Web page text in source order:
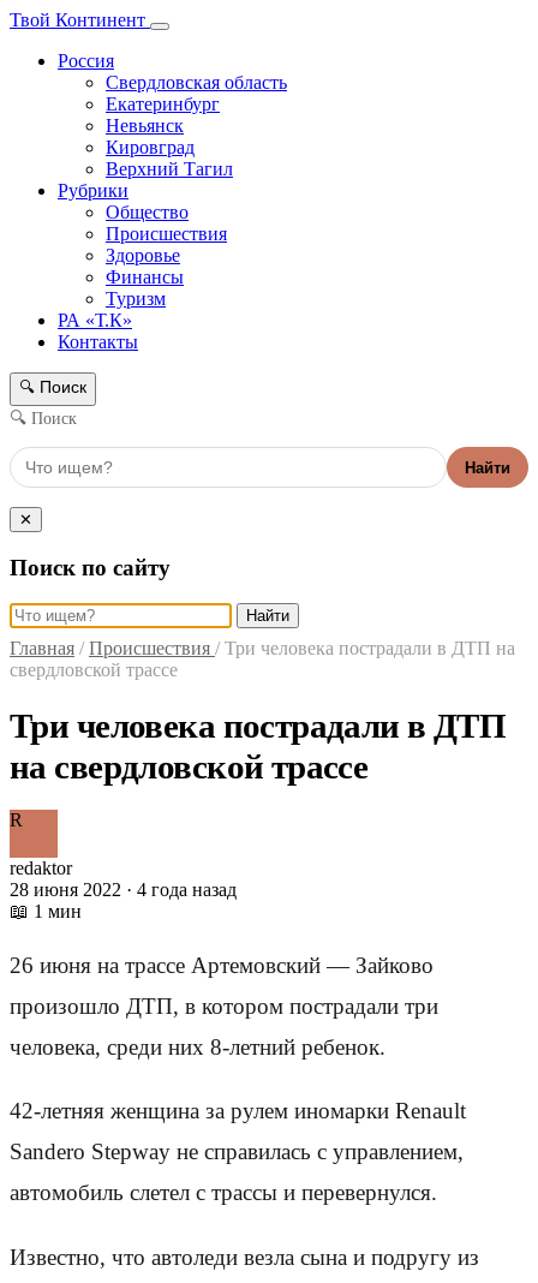
Твой Континент
Россия
Свердловская область
Екатеринбург
Невьянск
Кировград
Верхний Тагил
Рубрики
Общество
Происшествия
Здоровье
Финансы
Туризм
РА «Т.К»
Контакты
🔍 Поиск
🔍 Поиск
Найти
✕
Поиск по сайту
Найти
Главная / Происшествия / Три человека пострадали в ДТП на
свердловской трассе
Три человека пострадали в ДТП
на свердловской трассе
R
redaktor
28 июня 2022 · 4 года назад
📖 1 мин
26 июня на трассе Артемовский — Зайково
произошло ДТП, в котором пострадали три
человека, среди них 8-летний ребенок.
42-летняя женщина за рулем иномарки Renault
Sandero Stepway не справилась с управлением,
автомобиль слетел с трассы и перевернулся.
Известно, что автоледи везла сына и подругу из